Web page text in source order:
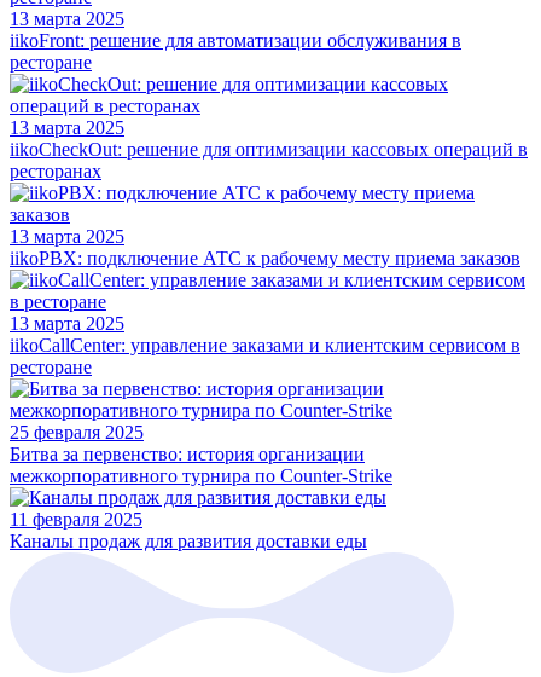
13 марта 2025
iikoFront: решение для автоматизации обслуживания в
ресторане
13 марта 2025
iikoCheckOut: решение для оптимизации кассовых операций в
ресторанах
13 марта 2025
iikoPBX: подключение АТС к рабочему месту приема заказов
13 марта 2025
iikoCallCenter: управление заказами и клиентским сервисом в
ресторане
25 февраля 2025
Битва за первенство: история организации
межкорпоративного турнира по Counter-Strike
11 февраля 2025
Каналы продаж для развития доставки еды